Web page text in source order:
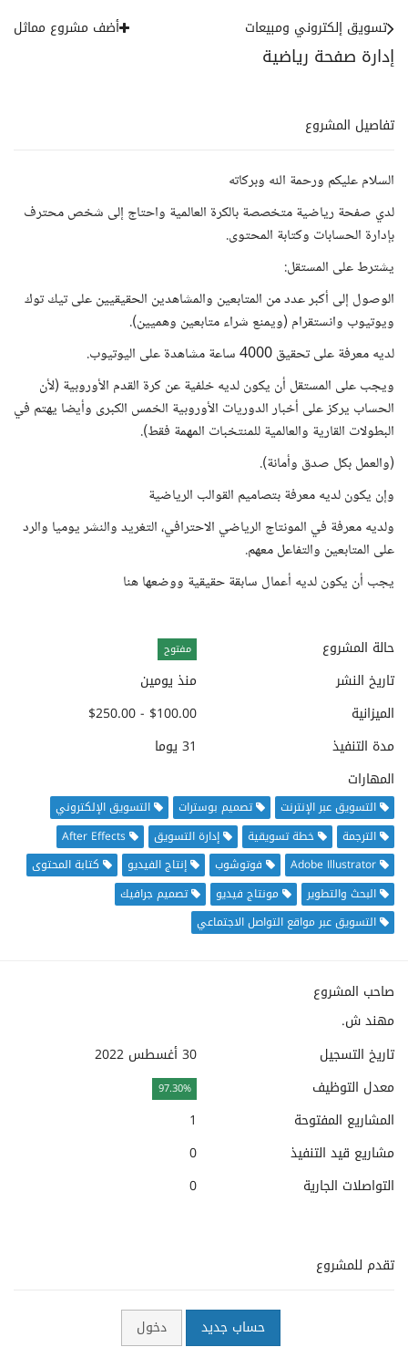
إدارة صفحة رياضية
تسويق إلكتروني ومبيعات أضف مشروع مماثل
تفاصيل المشروع
السلام عليكم ورحمة الله وبركاته
لدي صفحة رياضية متخصصة بالكرة العالمية واحتاج إلى شخص محترف
بإدارة الحسابات وكتابة المحتوى.
يشترط على المستقل:
الوصول إلى أكبر عدد من المتابعين والمشاهدين الحقيقيين على تيك توك
ويوتيوب وانستقرام (ويمنع شراء متابعين وهميين).
لديه معرفة على تحقيق 4000 ساعة مشاهدة على اليوتيوب.
ويجب على المستقل أن يكون لديه خلفية عن كرة القدم الأوروبية (لأن
الحساب يركز على أخبار الدوريات الأوروبية الخمس الكبرى وأيضا يهتم في
البطولات القارية والعالمية للمنتخبات المهمة فقط).
(والعمل بكل صدق وأمانة).
وإن يكون لديه معرفة بتصاميم القوالب الرياضية
ولديه معرفة في المونتاج الرياضي الاحترافي، التغريد والنشر يوميا والرد
على المتابعين والتفاعل معهم.
يجب أن يكون لديه أعمال سابقة حقيقية ووضعها هنا
حالة المشروع مفتوح
تاريخ النشر
منذ يومين
الميزانية
$100.00 - $250.00
مدة التنفيذ
31 يوما
المهارات
التسويق عبر الإنترنت تصميم بوسترات
التسويق الإلكتروني
الترجمة
خطة تسويقية إدارة التسويق
After Effects
Adobe Illustrator
فوتوشوب إنتاج الفيديو
كتابة المحتوى
البحث والتطوير
مونتاج فيديو
تصميم جرافيك
التسويق عبر مواقع التواصل الاجتماعي
صاحب المشروع
مهند ش.
تاريخ التسجيل
30 أغسطس 2022
معدل التوظيف
97.30%
المشاريع المفتوحة
1
مشاريع قيد التنفيذ
0
التواصلات الجارية
0
تقدم للمشروع
حساب جديد دخول